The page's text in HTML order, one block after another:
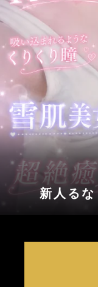
新人るな